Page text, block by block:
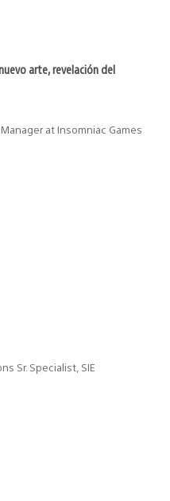
arte, revelación del
at Insomniac Games
Sr. Specialist, SIE